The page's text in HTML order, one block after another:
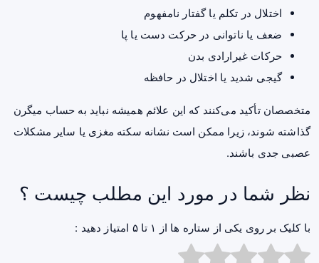
اختلال در تکلم یا گفتار نامفهوم
ضعف یا ناتوانی در حرکت دست یا پا
حرکات غیرارادی بدن
گیجی شدید یا اختلال در حافظه
متخصصان تأکید می‌کنند که این علائم همیشه نباید به حساب میگرن
گذاشته شوند، زیرا ممکن است نشانه سکته مغزی یا سایر مشکلات
عصبی جدی باشند.
نظر شما در مورد این مطلب چیست ؟
با کلیک بر روی یکی از ستاره ها از ۱ تا ۵ امتیاز دهید :